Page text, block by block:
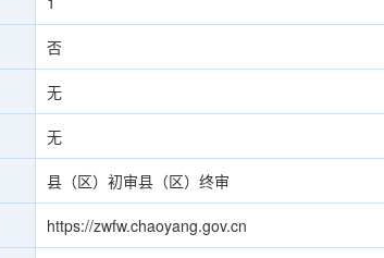
否
无
无
县（区）初审县（区）终审
https://zwfw.chaoyang.gov.cn